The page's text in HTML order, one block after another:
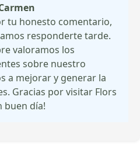
tu honesto comentario,
responderte tarde.
valoramos los
sobre nuestro
a mejorar y generar la
Gracias por visitar Flors
buen día!